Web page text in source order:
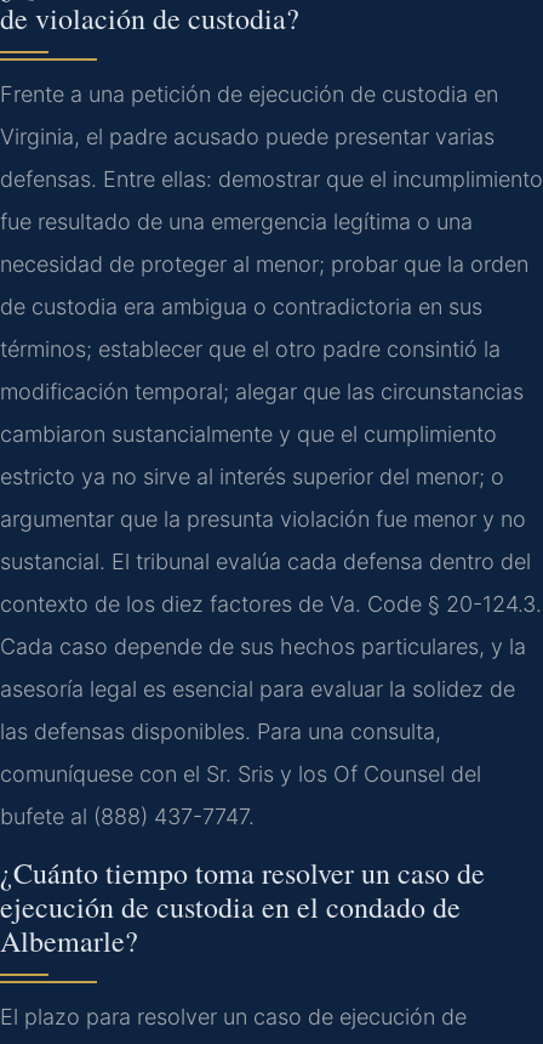
de violación de custodia?
Frente a una petición de ejecución de custodia en
Virginia, el padre acusado puede presentar varias
defensas. Entre ellas: demostrar que el incumplimiento
fue resultado de una emergencia legítima o una
necesidad de proteger al menor; probar que la orden
de custodia era ambigua o contradictoria en sus
términos; establecer que el otro padre consintió la
modificación temporal; alegar que las circunstancias
cambiaron sustancialmente y que el cumplimiento
estricto ya no sirve al interés superior del menor; o
argumentar que la presunta violación fue menor y no
sustancial. El tribunal evalúa cada defensa dentro del
contexto de los diez factores de Va. Code § 20-124.3.
Cada caso depende de sus hechos particulares, y la
asesoría legal es esencial para evaluar la solidez de
las defensas disponibles. Para una consulta,
comuníquese con el Sr. Sris y los Of Counsel del
bufete al (888) 437-7747.
¿Cuánto tiempo toma resolver un caso de
ejecución de custodia en el condado de
Albemarle?
El plazo para resolver un caso de ejecución de